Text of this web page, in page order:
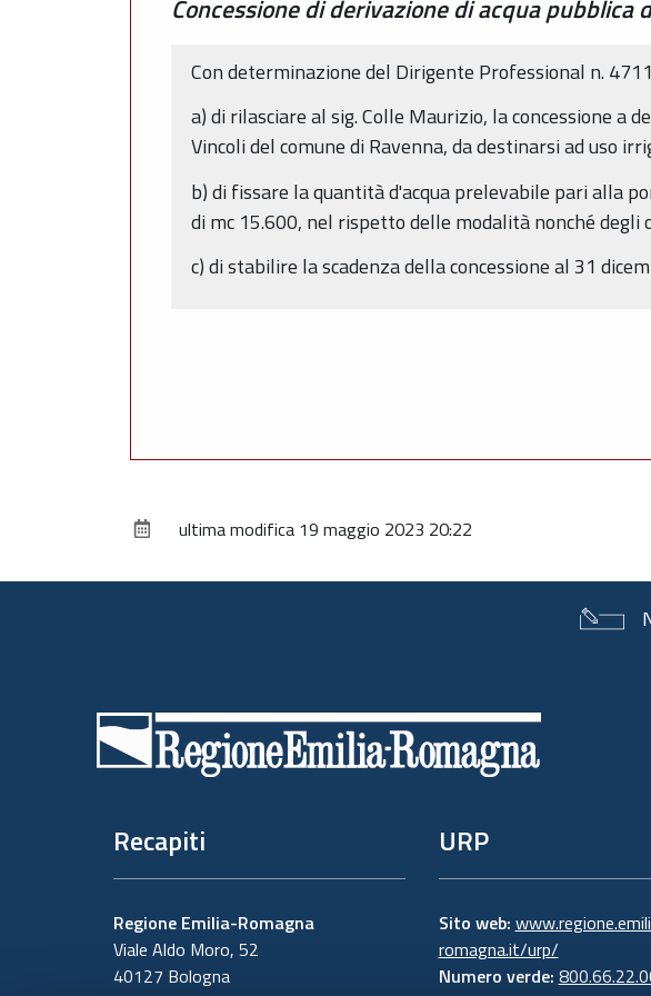
Concessione di derivazione di acqua pubblica
Con determinazione del Dirigente Professional n.
a) di rilasciare al sig. Colle Maurizio, la concessione a
Vincoli del comune di Ravenna, da destinarsi ad uso
b) di fissare la quantità d'acqua prelevabile pari alla
di mc 15.600, nel rispetto delle modalità nonché
c) di stabilire la scadenza della concessione al 31
ultima modifica 19 maggio 2023 20:22
Recapiti
Regione Emilia-Romagna
Viale Aldo Moro, 52
40127 Bologna
URP
Sito web:
romagna.it/urp/
Numero verde: